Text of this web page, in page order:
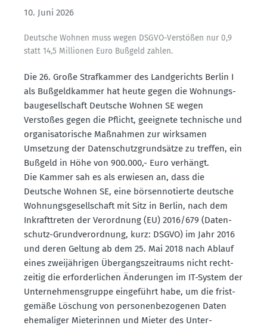
10. Juni 2026
Deutsche Wohnen muss wegen DSGVO-Verstößen nur 0,9
statt 14,5 Millionen Euro Bußgeld zahlen.
Die 26. Große Straf­kammer des Landge­richts Berlin I
als Bußgeld­kammer hat heute gegen die Wohnungs­
bau­ge­sell­schaft Deutsche Wohnen SE wegen
Verstoßes gegen die Pflicht, geeignete technische und
organi­sa­to­rische Maßnahmen zur wirksamen
Umsetzung der Daten­schutz­grund­sätze zu treffen, ein
Bußgeld in Höhe von 900.000,- Euro verhängt.
Die Kammer sah es als erwiesen an, dass die
Deutsche Wohnen SE, eine börsen­no­tierte deutsche
Wohnungs­ge­sell­schaft mit Sitz in Berlin, nach dem
Inkraft­treten der Verordnung (EU) 2016/679 (Daten­
schutz-Grund­ver­ordnung, kurz: DSGVO) im Jahr 2016
und deren Geltung ab dem 25. Mai 2018 nach Ablauf
eines zweijäh­rigen Übergangs­zeit­raums nicht recht­
zeitig die erfor­der­lichen Änderungen im IT-System der
Unter­neh­mens­gruppe einge­führt habe, um die frist­
gemäße Löschung von perso­nen­be­zo­genen Daten
ehema­liger Miete­rinnen und Mieter des Unter­